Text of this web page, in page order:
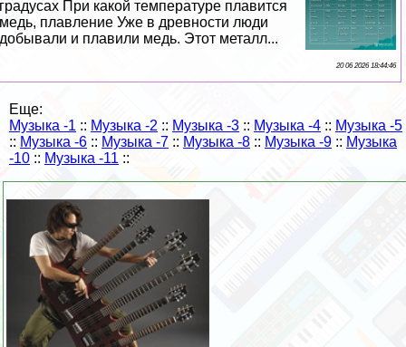
градусах При какой температуре плавится
медь, плавление Уже в древности люди
добывали и плавили медь. Этот металл...
20 06 2026 18:44:46
Еще:
Музыка -1 :: Музыка -2 :: Музыка -3 :: Музыка -4 :: Музыка -5
:: Музыка -6 :: Музыка -7 :: Музыка -8 :: Музыка -9 :: Музыка
-10 :: Музыка -11 ::